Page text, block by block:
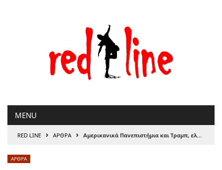
MENU
RED LINE › ΑΡΘΡΑ › Αμερικανικά Πανεπιστήμια και Τραμπ, ελληνικά και Μητσοτάκης
ΑΡΘΡΑ